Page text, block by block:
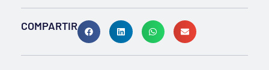
COMPARTIR